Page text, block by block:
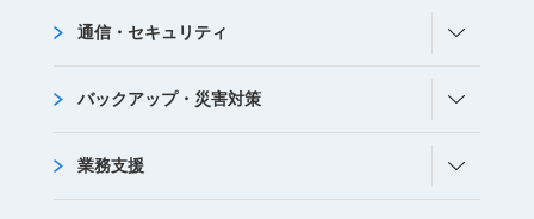
通信・セキュリティ
バックアップ・災害対策
業務支援